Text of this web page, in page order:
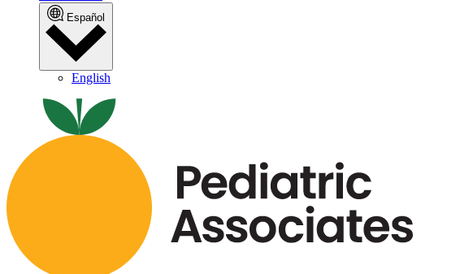
Español
English